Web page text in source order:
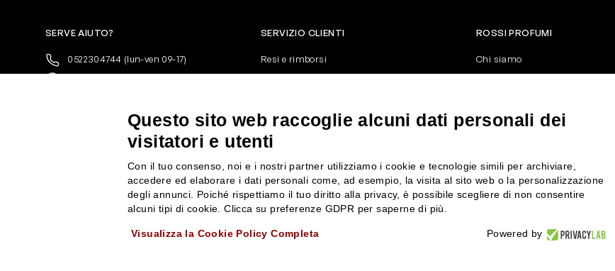
SERVE AIUTO?
0522304744 (lun-ven 09-17)
+39 3346440838
SERVIZIO CLIENTI
Resi e rimborsi
Pagamenti
Condizioni generali di vendita
Privacy Policy
Cookies
ROSSI PROFUMI
Chi siamo
Contattaci
Attiva la Rossi Card
Lavora con noi
Segnalazione (Whistleblowing)
10% di Sconto sul primo ordine! *
Iscriviti alla newsletter e rimani
aggiornato con le novità e le promozioni
Rossi Profumi.
*Il Buono non si applica su Articoli in
Promozione
Questo sito web raccoglie alcuni dati personali dei
visitatori e utenti
Con il tuo consenso, noi e i nostri partner utilizziamo i cookie e tecnologie simili per archiviare,
accedere ed elaborare i dati personali come, ad esempio, la visita al sito web o la personalizzazione
degli annunci. Poiché rispettiamo il tuo diritto alla privacy, è possibile scegliere di non consentire
alcuni tipi di cookie. Clicca su preferenze GDPR per saperne di più.
Visualizza la Cookie Policy Completa Powered by